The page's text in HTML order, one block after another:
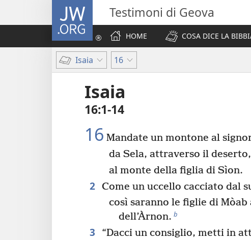
JW.ORG Testimoni di Geova
HOME
COSA DICE LA
Isaia 16
Isaia
16:1-14
16 Mandate un montone al
da Sela, attraverso il deserto,
al monte della figlia di Sìon.
2 Come un uccello cacciato dal
così saranno le figlie di Mòab
dell’Àrnon. b
3
“Dacci un consiglio, metti in